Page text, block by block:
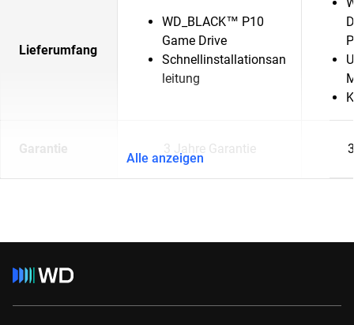
Lieferumfang
WD_BLACK™ P10
Game Drive
Schnellinstallationsan
leitung
Garantie 3 Jahre Garantie
Alle anzeigen